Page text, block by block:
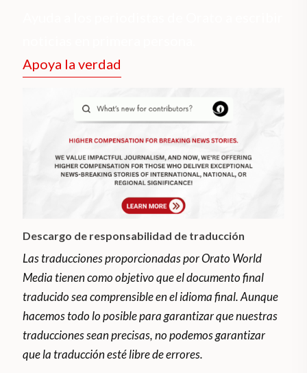
Apoya la verdad
Descargo de responsabilidad de traducción
Las traducciones proporcionadas por Orato World
Media tienen como objetivo que el documento final
traducido sea comprensible en el idioma final. Aunque
hacemos todo lo posible para garantizar que nuestras
traducciones sean precisas, no podemos garantizar
que la traducción esté libre de errores.